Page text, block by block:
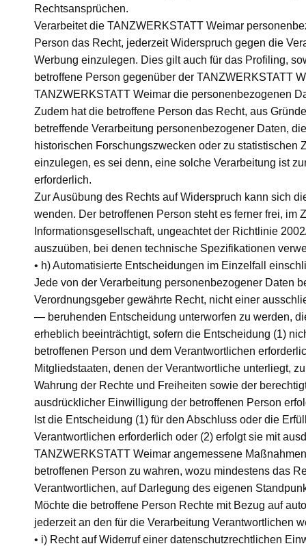
Rechtsansprüchen.
Verarbeitet die TANZWERKSTATT Weimar
Person das Recht, jederzeit Widerspruch gegen die
Werbung einzulegen. Dies gilt auch für das Profiling,
betroffene Person gegenüber der TANZWERKSTATT
TANZWERKSTATT Weimar die personenbezogenen
Zudem hat die betroffene Person das Recht, aus
betreffende Verarbeitung personenbezogener Daten,
historischen Forschungszwecken oder zu statistischen
einzulegen, es sei denn, eine solche Verarbeitung ist
erforderlich.
Zur Ausübung des Rechts auf Widerspruch kann sich
wenden. Der betroffenen Person steht es ferner frei,
Informationsgesellschaft, ungeachtet der Richtlinie
auszuüben, bei denen technische Spezifikationen
• h) Automatisierte Entscheidungen im Einzelfall
Jede von der Verarbeitung personenbezogener Daten
Verordnungsgeber gewährte Recht, nicht einer
— beruhenden Entscheidung unterworfen zu werden,
erheblich beeinträchtigt, sofern die Entscheidung (1)
betroffenen Person und dem Verantwortlichen
Mitgliedstaaten, denen der Verantwortliche unterliegt,
Wahrung der Rechte und Freiheiten sowie der
ausdrücklicher Einwilligung der betroffenen Person
Ist die Entscheidung (1) für den Abschluss oder die
Verantwortlichen erforderlich oder (2) erfolgt sie mit
TANZWERKSTATT Weimar angemessene
betroffenen Person zu wahren, wozu mindestens das
Verantwortlichen, auf Darlegung des eigenen
Möchte die betroffene Person Rechte mit Bezug auf
jederzeit an den für die Verarbeitung Verantwortlichen
• i) Recht auf Widerruf einer datenschutzrechtlichen